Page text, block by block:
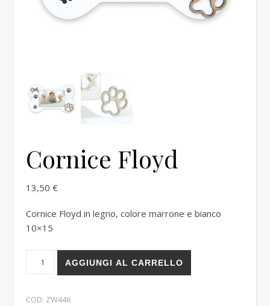
Cornice Floyd
13,50 €
Cornice Floyd in legno, colore marrone e bianco
10×15
AGGIUNGI AL CARRELLO
COD: ZW446